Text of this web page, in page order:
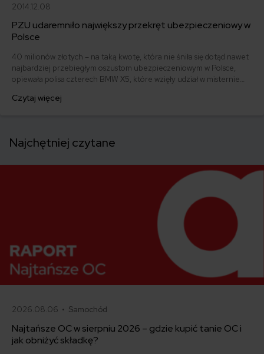
2014.12.08
PZU udaremniło największy przekręt ubezpieczeniowy w
Polsce
40 milionów złotych – na taką kwotę, która nie śniła się dotąd nawet
najbardziej przebiegłym oszustom ubezpieczeniowym w Polsce,
opiewała polisa czterech BMW X5, które wzięły udział w misternie
pretekstem „bezpieczeństwa państwa” została zdemaskowana przez
Czytaj więcej
Najchętniej czytane
2026.08.06 • Samochód
Najtańsze OC w sierpniu 2026 – gdzie kupić tanie OC i
jak obniżyć składkę?